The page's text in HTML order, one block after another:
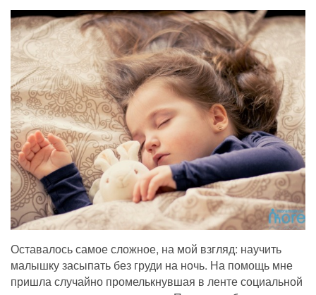
Оставалось самое сложное, на мой взгляд: научить
малышку засыпать без груди на ночь. На помощь мне
пришла случайно промелькнувшая в ленте социальной